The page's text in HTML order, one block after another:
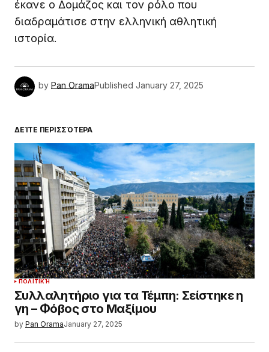
έκανε ο Δομάζος και τον ρόλο που
διαδραμάτισε στην ελληνική αθλητική
ιστορία.
by Pan OramaPublished January 27, 2025
ΔΕΊΤΕ ΠΕΡΙΣΣΌΤΕΡΑ
ΠΟΛΙΤΙΚΉ
Συλλαλητήριο για τα Τέμπη: Σείστηκε η
γη – Φόβος στο Μαξίμου
by Pan OramaJanuary 27, 2025